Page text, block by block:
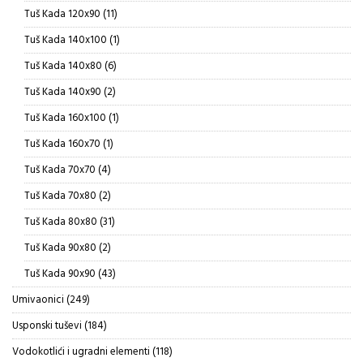
Tuš Kada 120x90 1111
proizvoda
Tuš Kada 140x100 11
proizvod
Tuš Kada 140x80 66
proizvoda
Tuš Kada 140x90 22
proizvoda
Tuš Kada 160x100 11
proizvod
Tuš Kada 160x70 11
proizvod
Tuš Kada 70x70 44
proizvoda
Tuš Kada 70x80 22
proizvoda
Tuš Kada 80x80 3131
proizvod
Tuš Kada 90x80 22
proizvoda
Tuš Kada 90x90 4343
proizvoda
Umivaonici 249249
proizvoda
Usponski tuševi 184184
proizvoda
Vodokotlići i ugradni elementi 118118